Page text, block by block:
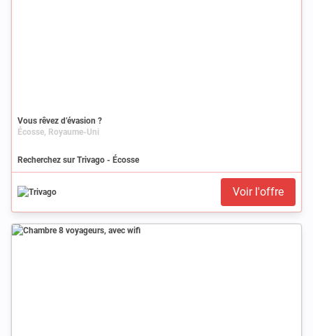
Vous rêvez d’évasion ?
Écosse, Royaume-Uni
Recherchez sur Trivago - Écosse
Voir l'offre